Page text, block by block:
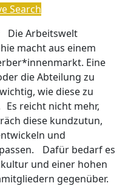
Search
Die Arbeitswelt
macht aus einem
Eine
die Abteilung zu
wie diese zu
reicht nicht mehr,
diese kundzutun,
und
Dafür bedarf es
und einer hohen
gegenüber.